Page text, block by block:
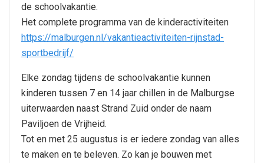
de schoolvakantie.
Het complete programma van de kinderactiviteiten
https://malburgen.nl/vakantieactiviteiten-rijnstad-
sportbedrijf/
Elke zondag tijdens de schoolvakantie kunnen
kinderen tussen 7 en 14 jaar chillen in de Malburgse
uiterwaarden naast Strand Zuid onder de naam
Paviljoen de Vrijheid.
Tot en met 25 augustus is er iedere zondag van alles
te maken en te beleven. Zo kan je bouwen met